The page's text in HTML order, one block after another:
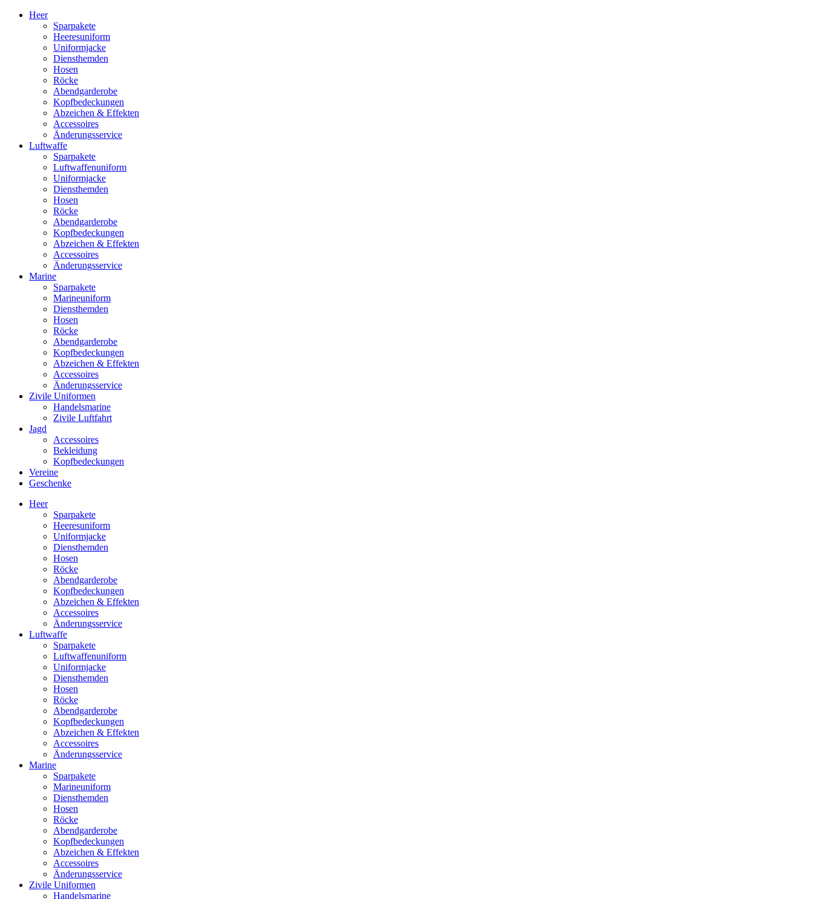
Heer
Sparpakete
Heeresuniform
Uniformjacke
Diensthemden
Hosen
Röcke
Abendgarderobe
Kopfbedeckungen
Abzeichen & Effekten
Accessoires
Änderungsservice
Luftwaffe
Sparpakete
Luftwaffenuniform
Uniformjacke
Diensthemden
Hosen
Röcke
Abendgarderobe
Kopfbedeckungen
Abzeichen & Effekten
Accessoires
Änderungsservice
Marine
Sparpakete
Marineuniform
Diensthemden
Hosen
Röcke
Abendgarderobe
Kopfbedeckungen
Abzeichen & Effekten
Accessoires
Änderungsservice
Zivile Uniformen
Handelsmarine
Zivile Luftfahrt
Jagd
Accessoires
Bekleidung
Kopfbedeckungen
Vereine
Geschenke
Heer
Sparpakete
Heeresuniform
Uniformjacke
Diensthemden
Hosen
Röcke
Abendgarderobe
Kopfbedeckungen
Abzeichen & Effekten
Accessoires
Änderungsservice
Luftwaffe
Sparpakete
Luftwaffenuniform
Uniformjacke
Diensthemden
Hosen
Röcke
Abendgarderobe
Kopfbedeckungen
Abzeichen & Effekten
Accessoires
Änderungsservice
Marine
Sparpakete
Marineuniform
Diensthemden
Hosen
Röcke
Abendgarderobe
Kopfbedeckungen
Abzeichen & Effekten
Accessoires
Änderungsservice
Zivile Uniformen
Handelsmarine